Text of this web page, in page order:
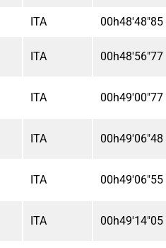
ITA 00h48'48"85
ITA 00h48'56"77
ITA 00h49'00"77
ITA 00h49'06"48
ITA 00h49'06"55
ITA 00h49'14"05